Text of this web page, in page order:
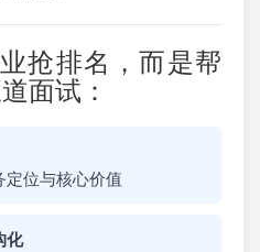
抢排名，而是帮
面试：
位与核心价值
化